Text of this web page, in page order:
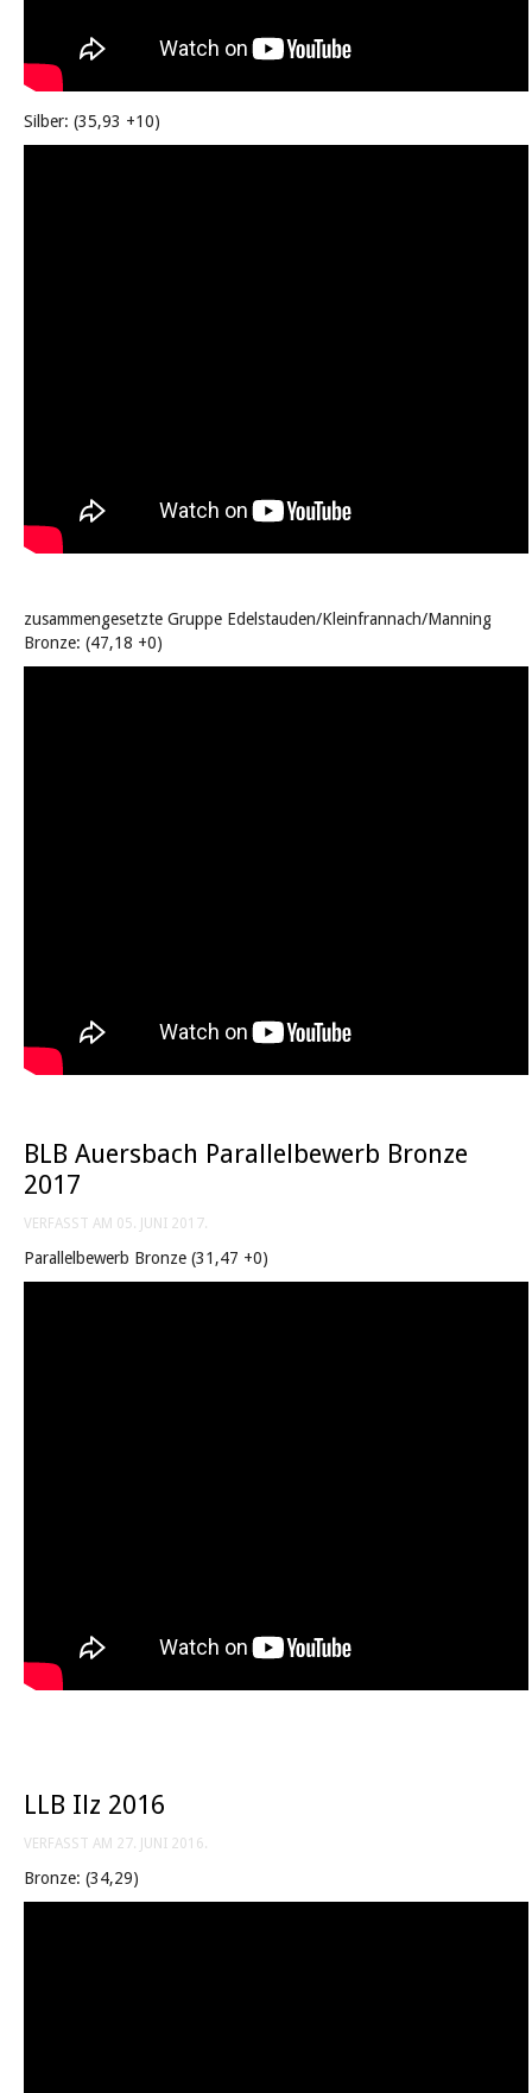
Silber: (35,93 +10)
zusammengesetzte Gruppe Edelstauden/Kleinfrannach/Manning
Bronze: (47,18 +0)
BLB Auersbach Parallelbewerb Bronze
2017
VERFASST AM 05. JUNI 2017.
Parallelbewerb Bronze (31,47 +0)
LLB Ilz 2016
VERFASST AM 27. JUNI 2016.
Bronze: (34,29)